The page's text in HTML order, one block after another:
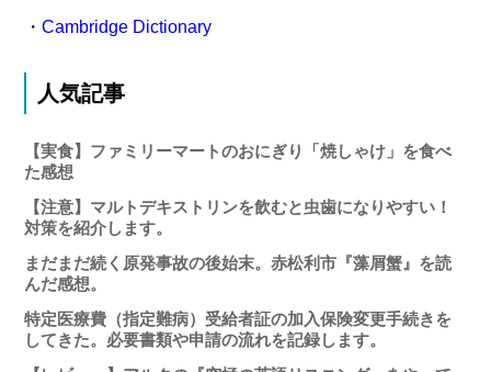
・Cambridge Dictionary
人気記事
【実食】ファミリーマートのおにぎり「焼しゃけ」を食べ
た感想
【注意】マルトデキストリンを飲むと虫歯になりやすい！
対策を紹介します。
まだまだ続く原発事故の後始末。赤松利市『藻屑蟹』を読
んだ感想。
特定医療費（指定難病）受給者証の加入保険変更手続きを
してきた。必要書類や申請の流れを記録します。